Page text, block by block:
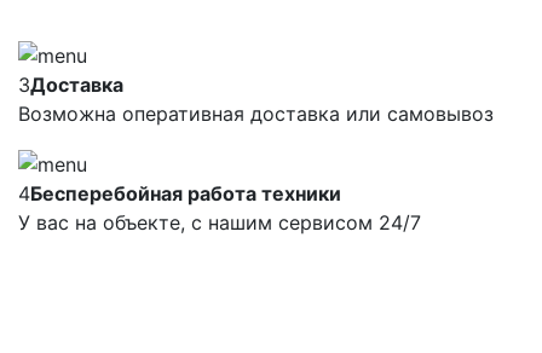
3Доставка
Возможна оперативная доставка или самовывоз
4Бесперебойная работа техники
У вас на объекте, с нашим сервисом 24/7